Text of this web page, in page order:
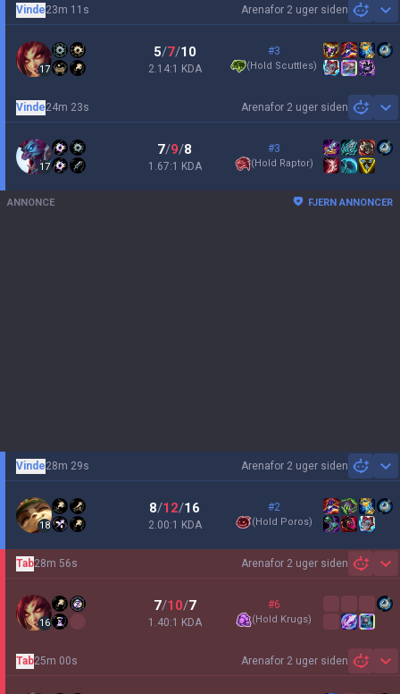
Arenafor 2 uger siden
Vinde23m 11s
17
5/7/10
2.14:1 KDA
#3
(Hold Scuttles)
Arenafor 2 uger siden
Vinde24m 23s
17
7/9/8
1.67:1 KDA
#3
(Hold Raptor)
ANNONCE FJERN ANNONCER
Arenafor 2 uger siden
Vinde28m 29s
18
8/12/16
2.00:1 KDA
#2
(Hold Poros)
Arenafor 2 uger siden
Tab28m 56s
16
7/10/7
1.40:1 KDA
#6
(Hold Krugs)
Arenafor 2 uger siden
Tab25m 00s